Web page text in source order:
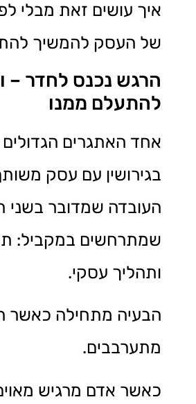
איך עושים זאת מבלי
של העסק להמשיך
הרגש נכנס לחדר –
להתעלם ממנו
אחד האתגרים הגדולים
בגירושין עם עסק
העובדה שמדובר בשני
שמתרחשים במקביל:
ותהליך עסקי.
הבעיה מתחילה כאשר
מתערבבים.
כאשר אדם מרגיש